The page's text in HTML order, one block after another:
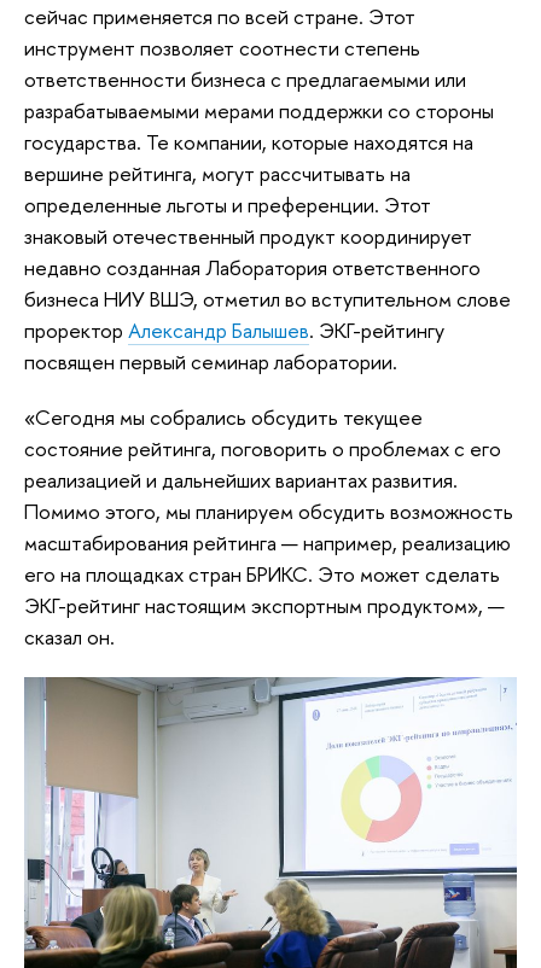
сейчас применяется по всей стране. Этот
инструмент позволяет соотнести степень
ответственности бизнеса с предлагаемыми или
разрабатываемыми мерами поддержки со стороны
государства. Те компании, которые находятся на
вершине рейтинга, могут рассчитывать на
определенные льготы и преференции. Этот
знаковый отечественный продукт координирует
недавно созданная Лаборатория ответственного
бизнеса НИУ ВШЭ, отметил во вступительном слове
проректор Александр Балышев. ЭКГ-рейтингу
посвящен первый семинар лаборатории.
«Сегодня мы собрались обсудить текущее
состояние рейтинга, поговорить о проблемах с его
реализацией и дальнейших вариантах развития.
Помимо этого, мы планируем обсудить возможность
масштабирования рейтинга — например, реализацию
его на площадках стран БРИКС. Это может сделать
ЭКГ-рейтинг настоящим экспортным продуктом», —
сказал он.